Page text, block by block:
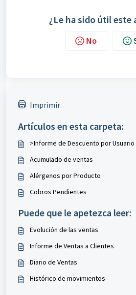
¿Le ha sido útil este
No
Imprimir
Artículos en esta carpeta:
>Informe de Descuento por Usuario
Acumulado de ventas
Alérgenos por Producto
Cobros Pendientes
Puede que le apetezca leer:
Evolución de las ventas
Informe de Ventas a Clientes
Diario de Ventas
Histórico de movimientos